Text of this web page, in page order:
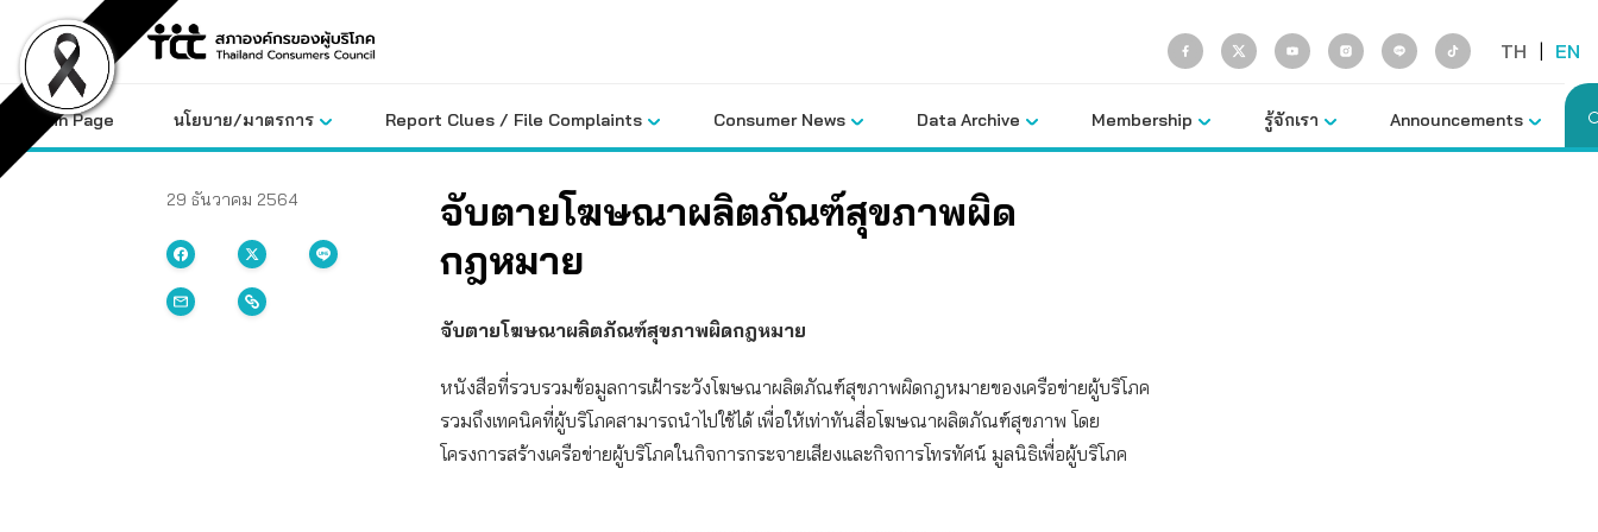
content
TH | EN
Main Page นโยบาย/มาตรการ Report Clues / File Complaints Consumer News Data Archive Membership รู้จักเรา Announcements
29 ธันวาคม 2564
จับตายโฆษณาผลิตภัณฑ์สุขภาพผิด
กฎหมาย
จับตายโฆษณาผลิตภัณฑ์สุขภาพผิดกฎหมาย
หนังสือที่รวบรวมข้อมูลการเฝ้าระวังโฆษณาผลิตภัณฑ์สุขภาพผิดกฎหมายของเครือข่ายผู้บริโภค
รวมถึงเทคนิคที่ผู้บริโภคสามารถนำไปใช้ได้ เพื่อให้เท่าทันสื่อโฆษณาผลิตภัณฑ์สุขภาพ โดย
โครงการสร้างเครือข่ายผู้บริโภคในกิจการกระจายเสียงและกิจการโทรทัศน์ มูลนิธิเพื่อผู้บริโภค